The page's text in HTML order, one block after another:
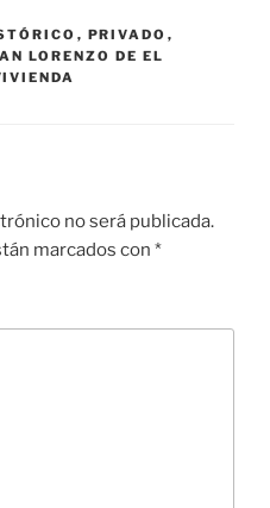
, PRIVADO ,
LORENZO DE EL
no será publicada.
marcados con *